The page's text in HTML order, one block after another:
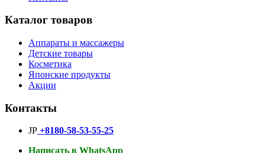
Каталог товаров
Аппараты и массажеры
Детские товары
Косметика
Японские продукты
Акции
Контакты
JP +8180-58-53-55-25
Написать в WhatsApp